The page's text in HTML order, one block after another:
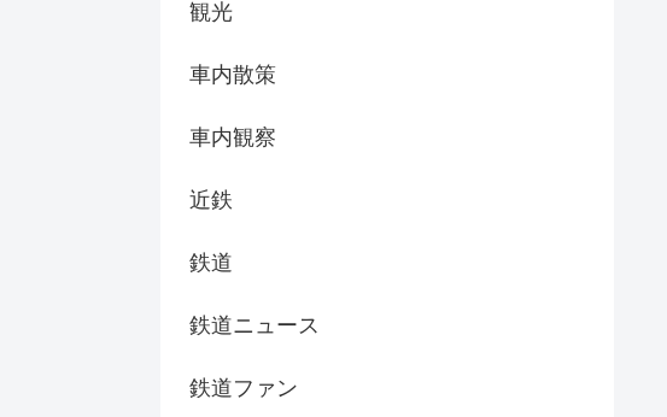
観光
車内散策
車内観察
近鉄
鉄道
鉄道ニュース
鉄道ファン